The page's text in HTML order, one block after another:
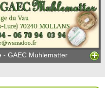
- GAEC Muhlematter